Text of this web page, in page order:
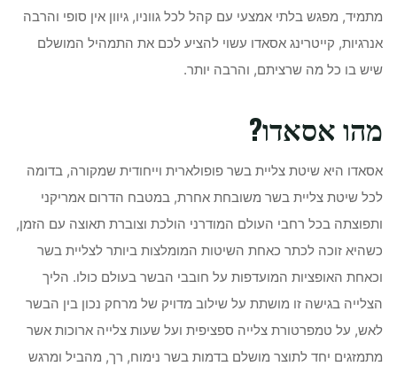
מתמיד, מפגש בלתי אמצעי עם קהל לכל גווניו, גיוון אין סופי והרבה
אנרגיות, קייטרינג אסאדו עשוי להציע לכם את התמהיל המושלם
שיש בו כל מה שרציתם, והרבה יותר.
מהו אסאדו?
אסאדו היא שיטת צליית בשר פופולארית וייחודית שמקורה, בדומה
לכל שיטת צליית בשר משובחת אחרת, במטבח הדרום אמריקני
ותפוצתה בכל רחבי העולם המודרני הולכת וצוברת תאוצה עם הזמן,
כשהיא זוכה לכתר כאחת השיטות המומלצות ביותר לצליית בשר
וכאחת האופציות המועדפות על חובבי הבשר בעולם כולו. הליך
הצלייה בגישה זו מושתת על שילוב מדויק של מרחק נכון בין הבשר
לאש, על טמפרטורת צלייה ספציפית ועל שעות צלייה ארוכות אשר
מתמזגים יחד לתוצר מושלם בדמות בשר נימוח, רך, מהביל ומרגש